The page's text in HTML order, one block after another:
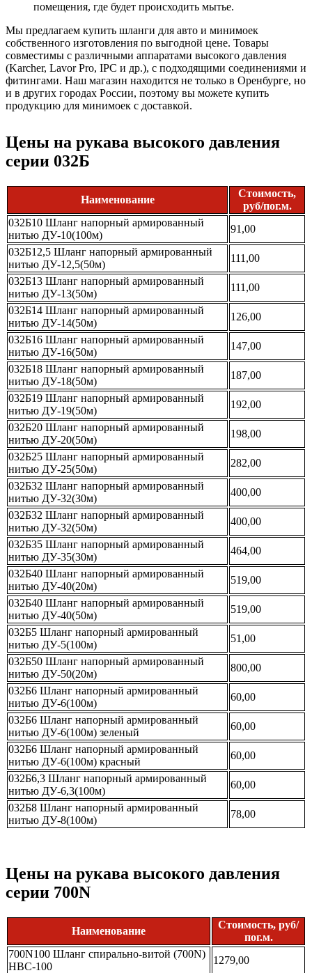
помещения, где будет происходить мытье.
Мы предлагаем купить шланги для авто и минимоек
собственного изготовления по выгодной цене. Товары
совместимы с различными аппаратами высокого давления
(Karcher, Lavor Pro, IPC и др.), с подходящими соединениями и
фитингами. Наш магазин находится не только в Оренбурге, но
и в других городах России, поэтому вы можете купить
продукцию для минимоек с доставкой.
Цены на рукава высокого давления
серии 032Б
Наименование
Стоимость,
руб/пог.м.
032Б10 Шланг напорный армированный
нитью ДУ-10(100м)
91,00
032Б12,5 Шланг напорный армированный
нитью ДУ-12,5(50м)
111,00
032Б13 Шланг напорный армированный
нитью ДУ-13(50м)
111,00
032Б14 Шланг напорный армированный
нитью ДУ-14(50м)
126,00
032Б16 Шланг напорный армированный
нитью ДУ-16(50м)
147,00
032Б18 Шланг напорный армированный
нитью ДУ-18(50м)
187,00
032Б19 Шланг напорный армированный
нитью ДУ-19(50м)
192,00
032Б20 Шланг напорный армированный
нитью ДУ-20(50м)
198,00
032Б25 Шланг напорный армированный
нитью ДУ-25(50м)
282,00
032Б32 Шланг напорный армированный
нитью ДУ-32(30м)
400,00
032Б32 Шланг напорный армированный
нитью ДУ-32(50м)
400,00
032Б35 Шланг напорный армированный
нитью ДУ-35(30м)
464,00
032Б40 Шланг напорный армированный
нитью ДУ-40(20м)
519,00
032Б40 Шланг напорный армированный
нитью ДУ-40(50м)
519,00
032Б5 Шланг напорный армированный
нитью ДУ-5(100м)
51,00
032Б50 Шланг напорный армированный
нитью ДУ-50(20м)
800,00
032Б6 Шланг напорный армированный
нитью ДУ-6(100м)
60,00
032Б6 Шланг напорный армированный
нитью ДУ-6(100м) зеленый
60,00
032Б6 Шланг напорный армированный
нитью ДУ-6(100м) красный
60,00
032Б6,3 Шланг напорный армированный
нитью ДУ-6,3(100м)
60,00
032Б8 Шланг напорный армированный
нитью ДУ-8(100м)
78,00
Цены на рукава высокого давления
серии 700N
Наименование
Стоимость, руб/
пог.м.
700N100 Шланг спирально-витой (700N)
НВС-100
1279,00